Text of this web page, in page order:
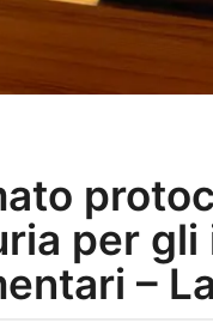
per
–